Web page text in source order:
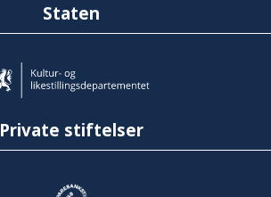
Staten
Private stiftelser